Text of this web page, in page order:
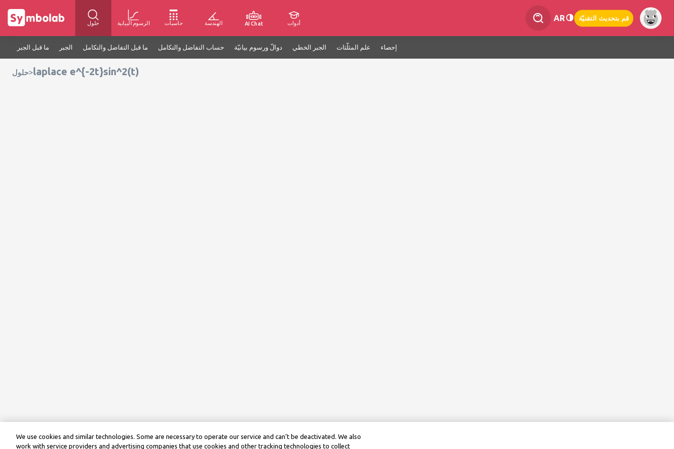
حلول الرسوم البيانية حاسبات الهندسة AI Chat أدوات
AR قم بتحديث التقنيّة
ما قبل الجبر الجبر ما قبل التفاضل والتكامل حساب التفاضل والتكامل دوالّ ورسوم بيانيّة الجبر الخطي علم المثلّثات إحصاء
حلول>laplace e^{-2t}sin^2(t)
We use cookies and similar technologies. Some are necessary to operate our service and can’t be deactivated. We also
work with service providers and advertising companies that use cookies and other tracking technologies to collect